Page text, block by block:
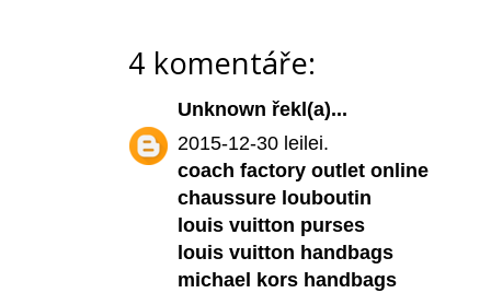
4 komentáře:
Unknown řekl(a)...
2015-12-30 leilei.
coach factory outlet online
chaussure louboutin
louis vuitton purses
louis vuitton handbags
michael kors handbags